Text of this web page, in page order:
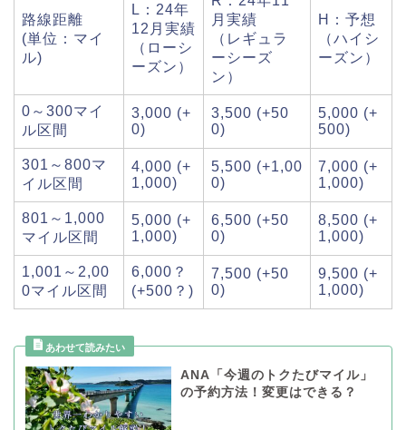
路線距離
(単位：マイ
ル)
L：24年
12月実績
（ローシ
ーズン）
月実績
（レギュラ
ーシーズ
ン）
H：予想
（ハイシ
ーズン）
0～300マイ
ル区間
3,000 (+
0)
3,500 (+50
0)
5,000 (+
500)
301～800マ
イル区間
4,000 (+
1,000)
5,500 (+1,00
0)
7,000 (+
1,000)
801～1,000
マイル区間
5,000 (+
1,000)
6,500 (+50
0)
8,500 (+
1,000)
1,001～2,00
0マイル区間
6,000？
(+500？)
7,500 (+50
0)
9,500 (+
1,000)
ANA「今週のトクたびマイル」
の予約方法！変更はできる？